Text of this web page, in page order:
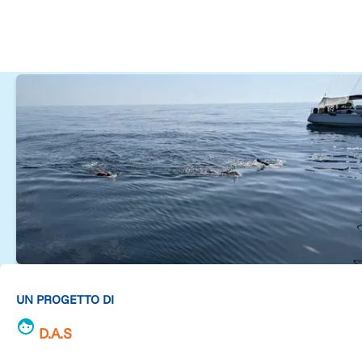
UN PROGETTO DI
D.A.S